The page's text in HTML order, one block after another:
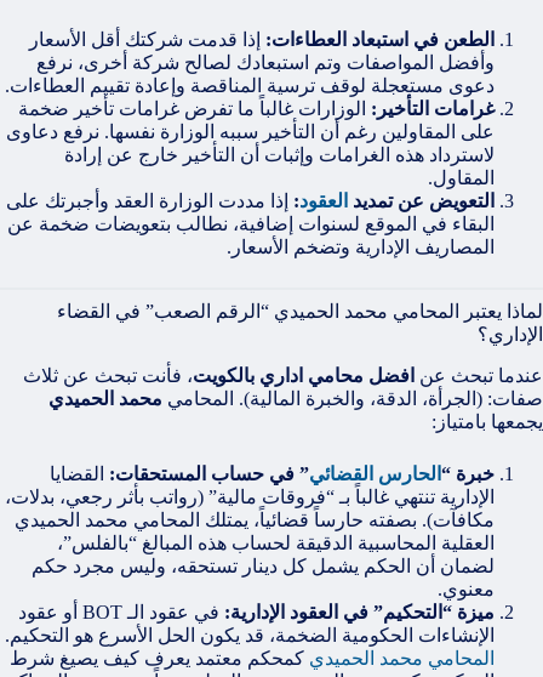
الطعن في استبعاد العطاءات: إذا قدمت شركتك أقل الأسعار
وأفضل المواصفات وتم استبعادك لصالح شركة أخرى، نرفع
دعوى مستعجلة لوقف ترسية المناقصة وإعادة تقييم العطاءات.
غرامات التأخير: الوزارات غالباً ما تفرض غرامات تأخير ضخمة
على المقاولين رغم أن التأخير سببه الوزارة نفسها. نرفع دعاوى
لاسترداد هذه الغرامات وإثبات أن التأخير خارج عن إرادة
المقاول.
التعويض عن تمديد العقود: إذا مددت الوزارة العقد وأجبرتك على
البقاء في الموقع لسنوات إضافية، نطالب بتعويضات ضخمة عن
المصاريف الإدارية وتضخم الأسعار.
لماذا يعتبر المحامي محمد الحميدي “الرقم الصعب” في القضاء
الإداري؟
عندما تبحث عن افضل محامي اداري بالكويت، فأنت تبحث عن ثلاث
صفات: (الجرأة، الدقة، والخبرة المالية). المحامي محمد الحميدي
يجمعها بامتياز:
خبرة “ الحارس القضائي” في حساب المستحقات: القضايا
الإدارية تنتهي غالباً بـ “فروقات مالية” (رواتب بأثر رجعي، بدلات،
مكافآت). بصفته حارساً قضائياً، يمتلك المحامي محمد الحميدي
العقلية المحاسبية الدقيقة لحساب هذه المبالغ “بالفلس”،
لضمان أن الحكم يشمل كل دينار تستحقه، وليس مجرد حكم
معنوي.
ميزة “التحكيم” في العقود الإدارية:
في عقود الـ BOT أو عقود
الإنشاءات الحكومية الضخمة، قد يكون الحل الأسرع هو التحكيم.
المحامي محمد الحميدي كمحكم معتمد يعرف كيف يصيغ شرط